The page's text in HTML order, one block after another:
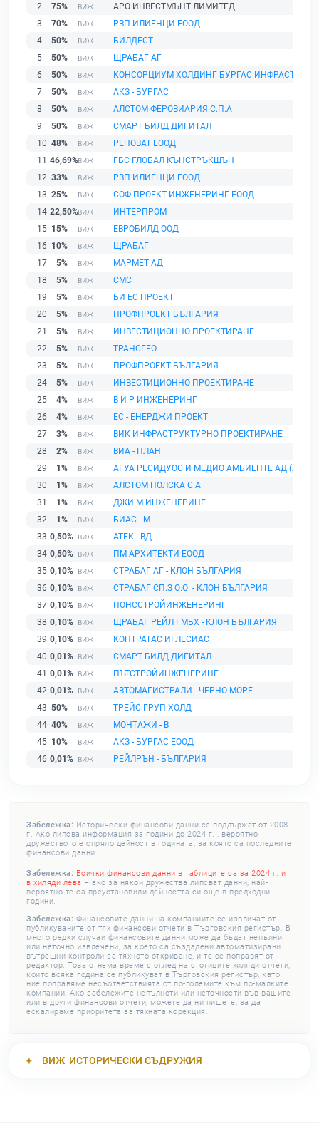
2
75%
АРО ИНВЕСТМЪНТ ЛИМИТЕД
3
70%
РВП ИЛИЕНЦИ ЕООД
4
50%
БИЛДЕСТ
5
50%
ЩРАБАГ АГ
6
50%
КОНСОРЦИУМ ХОЛДИНГ БУРГАС
7
50%
АКЗ - БУРГАС
8
50%
АЛСТОМ ФЕРОВИАРИЯ С.П.А
9
50%
СМАРТ БИЛД ДИГИТАЛ
10 48%
РЕНОВАТ ЕООД
11 46,69%
ГБС ГЛОБАЛ КЪНСТРЪКШЪН
12 33%
РВП ИЛИЕНЦИ ЕООД
13 25%
СОФ ПРОЕКТ ИНЖЕНЕРИНГ ЕООД
14 22,50%
ИНТЕРПРОМ
15 15%
ЕВРОБИЛД ООД
16 10%
ЩРАБАГ
17
5%
МАРМЕТ АД
18
5%
СМС
19
5%
БИ ЕС ПРОЕКТ
20
5%
ПРОФПРОЕКТ БЪЛГАРИЯ
21
5%
ИНВЕСТИЦИОННО ПРОЕКТИРАНЕ
22
5%
ТРАНСГЕО
23
5%
ПРОФПРОЕКТ БЪЛГАРИЯ
24
5%
ИНВЕСТИЦИОННО ПРОЕКТИРАНЕ
25
4%
В И Р ИНЖЕНЕРИНГ
26
4%
ЕС - ЕНЕРДЖИ ПРОЕКТ
27
3%
ВИК ИНФРАСТРУКТУРНО ПРОЕКТИРАНЕ
28
2%
ВИА - ПЛАН
29
1%
АГУА РЕСИДУОС И МЕДИО АМБИЕНТЕ АД
30
1%
АЛСТОМ ПОЛСКА С.А
31
1%
ДЖИ М ИНЖЕНЕРИНГ
32
1%
БИАС - М
33 0,50%
АТЕК - ВД
34 0,50%
ПМ АРХИТЕКТИ ЕООД
35 0,10%
СТРАБАГ АГ - КЛОН БЪЛГАРИЯ
36 0,10%
СТРАБАГ СП.З О.О. - КЛОН БЪЛГАРИЯ
37 0,10%
ПОНССТРОЙИНЖЕНЕРИНГ
38 0,10%
ЩРАБАГ РЕЙЛ ГМБХ - КЛОН БЪЛГАРИЯ
39 0,10%
КОНТРАТАС ИГЛЕСИАС
40 0,01%
СМАРТ БИЛД ДИГИТАЛ
41 0,01%
ПЪТСТРОЙИНЖЕНЕРИНГ
42 0,01%
АВТОМАГИСТРАЛИ - ЧЕРНО МОРЕ
43 50%
ТРЕЙС ГРУП ХОЛД
44 40%
МОНТАЖИ - В
45 10%
АКЗ - БУРГАС ЕООД
46 0,01% РЕЙЛРЪН - БЪЛГАРИЯ
Забележка: Исторически финансови данни се поддържат от 2008
г. Ако липсва информация за години до 2024 г. , вероятно
дружеството е спряло дейност в годината, за която са последните
финансови данни.
Забележка: Всички финансови данни в таблиците са за 2024 г. и
в хиляди лева – ако за някои дружества липсват данни, най-
вероятно те са преустановили дейността си още в предходни
години.
Забележка: Финансовите данни на компаниите се извличат от
публикуваните от тях финансови отчети в Търговския регистър. В
много редки случаи финансовите данни може да бъдат непълни
или неточно извлечени, за което са създадени автоматизирани
вътрешни контроли за тяхното откриване, и те се поправят от
редактор. Това отнема време с оглед на стотиците хиляди отчети,
които всяка година се публикуват в Търговския регистър, като
ние поправяме несъответствията от по-големите към по-малките
компании. Ако забележите непълноти или неточности във вашите
или в други финансови отчети, можете да ни пишете, за да
ескалираме приоритета за тяхната корекция.
ВИЖ ИСТОРИЧЕСКИ СЪДРУЖИЯ